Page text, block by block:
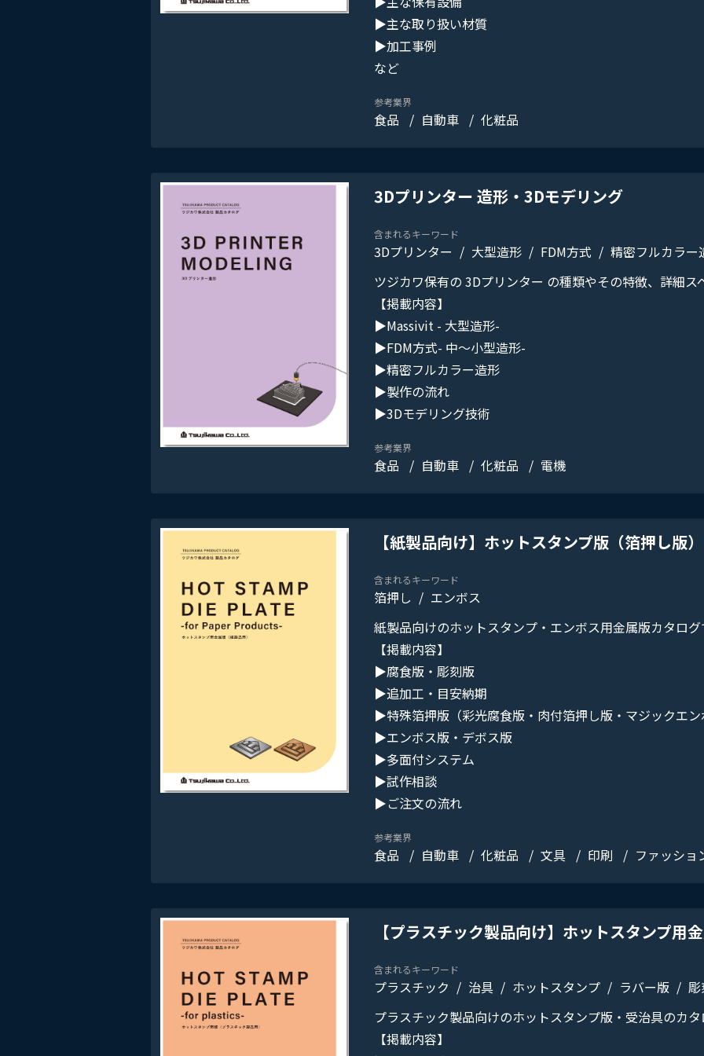
▶主な取り扱い材質
▶加工事例
など
参考業界
食品 自動車 化粧品
3Dプリンター 造形・3Dモデリング
含まれるキーワード
3Dプリンター 大型造形 FDM方式
精密フルカラー
ツジカワ保有の 3Dプリンター の種類やその特徴、詳細ス
【掲載内容】
▶Massivit - 大型造形-
▶FDM方式- 中～小型造形-
▶精密フルカラー造形
▶製作の流れ
▶3Dモデリング技術
参考業界
食品 自動車 化粧品 電機
【紙製品向け】ホットスタンプ版（箔押し版
含まれるキーワード
箔押し
エンボス
紙製品向けのホットスタンプ・エンボス用金属版カタログ
【掲載内容】
▶腐食版・彫刻版
▶追加工・目安納期
▶特殊箔押版（彩光腐食版・肉付箔押し版・マジックエ
▶エンボス版・デボス版
▶多面付システム
▶試作相談
▶ご注文の流れ
参考業界
食品 自動車 化粧品 文具 印刷 ファッショ
【プラスチック製品向け】ホットスタンプ用
含まれるキーワード
プラスチック 治具 ホットスタンプ ラバー版
プラスチック製品向けのホットスタンプ版・受治具のカ
【掲載内容】